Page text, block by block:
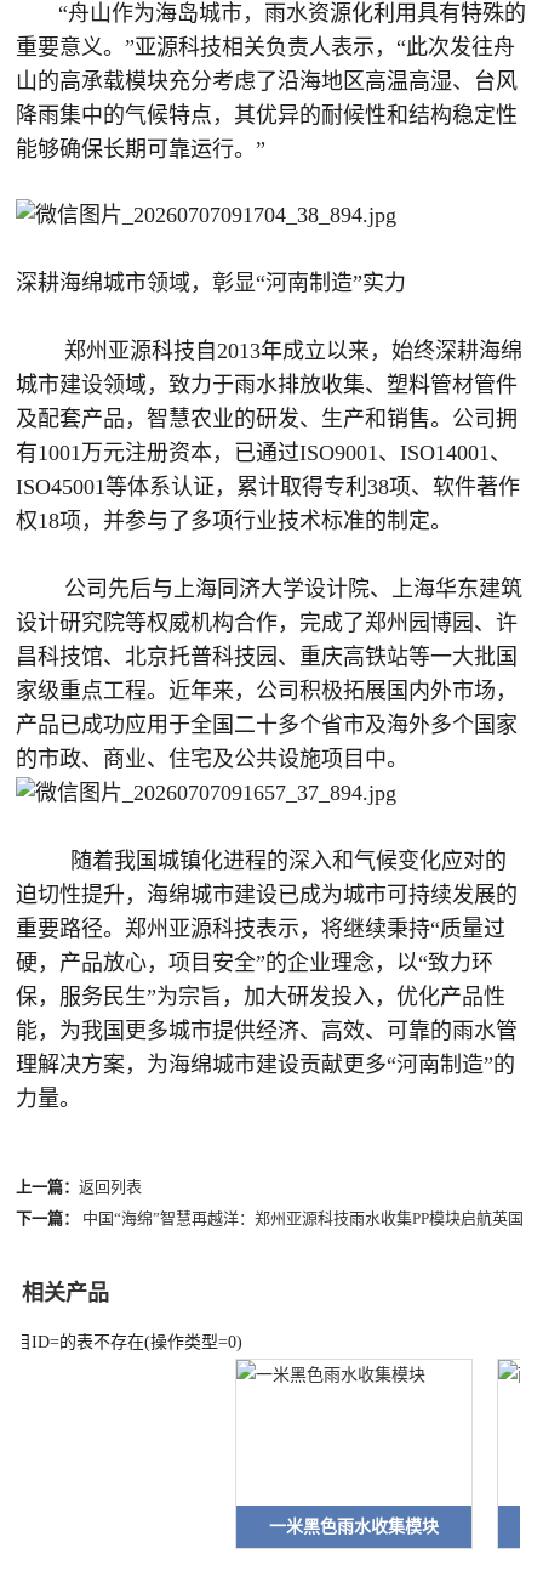
“舟山作为海岛城市，雨水资源化利用具有特殊的
重要意义。”亚源科技相关负责人表示，“此次发往舟
山的高承载模块充分考虑了沿海地区高温高湿、台风
降雨集中的气候特点，其优异的耐候性和结构稳定性
能够确保长期可靠运行。”
深耕海绵城市领域，彰显“河南制造”实力
郑州亚源科技自2013年成立以来，始终深耕海绵
城市建设领域，致力于雨水排放收集、塑料管材管件
及配套产品，智慧农业的研发、生产和销售。公司拥
有1001万元注册资本，已通过ISO9001、ISO14001、
ISO45001等体系认证，累计取得专利38项、软件著作
权18项，并参与了多项行业技术标准的制定。
公司先后与上海同济大学设计院、上海华东建筑
设计研究院等权威机构合作，完成了郑州园博园、许
昌科技馆、北京托普科技园、重庆高铁站等一大批国
家级重点工程。近年来，公司积极拓展国内外市场，
产品已成功应用于全国二十多个省市及海外多个国家
的市政、商业、住宅及公共设施项目中。
随着我国城镇化进程的深入和气候变化应对的
迫切性提升，海绵城市建设已成为城市可持续发展的
重要路径。郑州亚源科技表示，将继续秉持“质量过
硬，产品放心，项目安全”的企业理念，以“致力环
保，服务民生”为宗旨，加大研发投入，优化产品性
能，为我国更多城市提供经济、高效、可靠的雨水管
理解决方案，为海绵城市建设贡献更多“河南制造”的
力量。
上一篇：返回列表
下一篇：
中国“海绵”智慧再越洋：郑州亚源科技雨水收集PP模块启航英国
相关产品
目ID=的表不存在(操作类型=0)
一米黑色雨水收集模块